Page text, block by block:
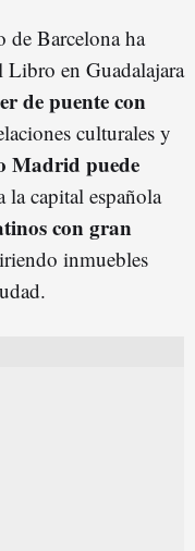
de Barcelona ha
Libro en Guadalajara
de puente con
culturales y
Madrid puede
la capital española
con gran
inmuebles